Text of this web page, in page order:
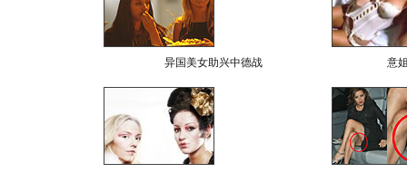
异国美女助兴中德战 意